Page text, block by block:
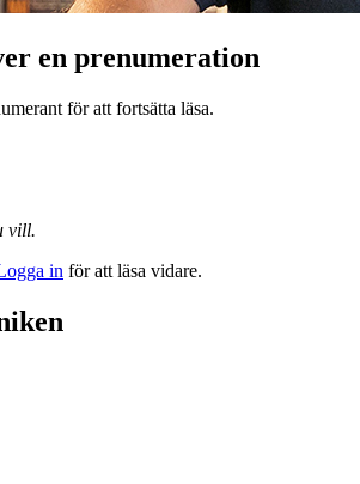
en prenumeration
för att fortsätta läsa.
vill.
in för att läsa vidare.